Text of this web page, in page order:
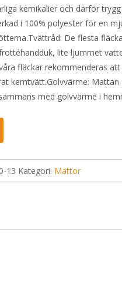
kemikalier och därför
i 100% polyester för en
De flesta
lite ljummet
fläckar rekommenderas att
kemtvätt.Golvvärme: Mattan
med golvvärme i
13 Kategori: Mattor